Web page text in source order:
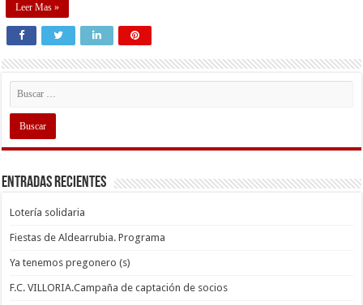
Leer Mas »
Entradas recientes
Lotería solidaria
Fiestas de Aldearrubia. Programa
Ya tenemos pregonero (s)
F.C. VILLORIA.Campaña de captación de socios